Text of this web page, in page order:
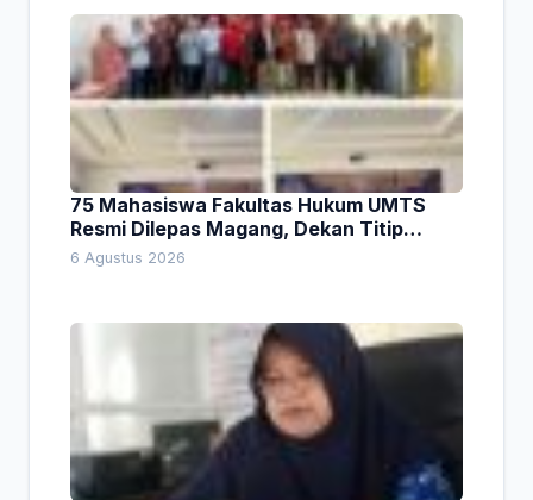
75 Mahasiswa Fakultas Hukum UMTS
Resmi Dilepas Magang, Dekan Titip
Empat Pesan Penting
6 Agustus 2026